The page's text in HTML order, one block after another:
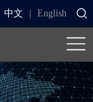
中文 English